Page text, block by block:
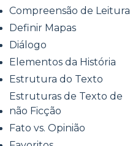
Compreensão de Leitura
Definir Mapas
Diálogo
Elementos da História
Estrutura do Texto
Estruturas de Texto de
não Ficção
Fato vs. Opinião